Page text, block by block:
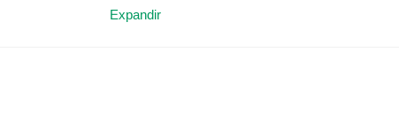
and key moment instantly delivered on FotMob.
Expandir